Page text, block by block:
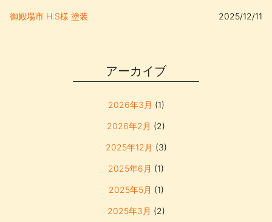
御殿場市 H.S様 塗装 2025/12/11
アーカイブ
2026年3月 (1)
2026年2月 (2)
2025年12月 (3)
2025年6月 (1)
2025年5月 (1)
2025年3月 (2)